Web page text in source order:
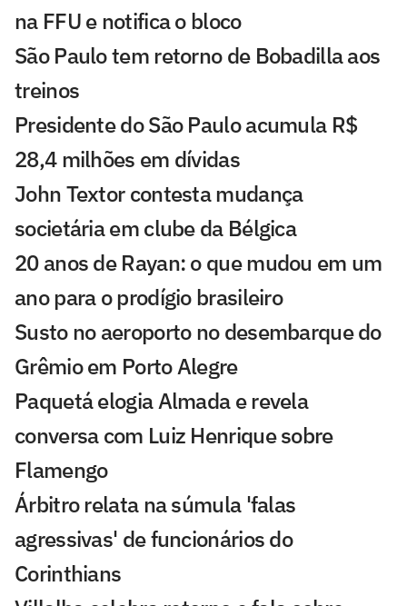
na FFU e notifica o bloco
São Paulo tem retorno de Bobadilla aos
treinos
Presidente do São Paulo acumula R$
28,4 milhões em dívidas
John Textor contesta mudança
societária em clube da Bélgica
20 anos de Rayan: o que mudou em um
ano para o prodígio brasileiro
Susto no aeroporto no desembarque do
Grêmio em Porto Alegre
Paquetá elogia Almada e revela
conversa com Luiz Henrique sobre
Flamengo
Árbitro relata na súmula 'falas
agressivas' de funcionários do
Corinthians